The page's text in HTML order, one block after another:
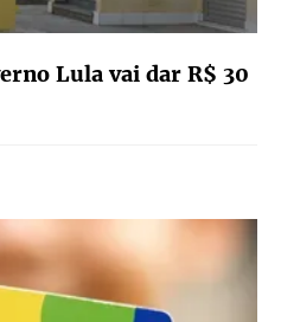
Lula vai dar R$ 30